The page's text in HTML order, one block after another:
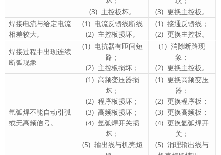
(3) 主控板坏。
(3) 更换主控板。
焊接电流与给定电流
相差较大。
(1) 电流反馈线断线
(2) 主控板损坏。
(1) 接通反馈线；
(2) 更换主控板。
焊接过程中出现连续
断弧现象
(1) 电抗器有匝间短
路；
(2) 主控板损坏；
(1) 消除断路现
象；
(2) 更换主控板。
氩弧焊不能自动引弧
或无高频信号。
(1) 高频变压器损
坏；
(2) 程序板损坏；
(3) 高频板损坏；
(4) 氩弧焊开关损
坏；
(5) 输出线与机壳短
(1) 更换高频变压
器；
(2) 更换程序板；
(3) 更换高频板；
(4) 更换氩弧焊开
关；
(5) 消理输出线与